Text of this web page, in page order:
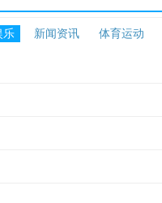
乐 新闻资讯 体育运动